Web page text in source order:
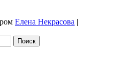
Елена Некрасова |